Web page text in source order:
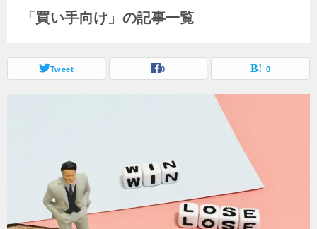
「買い手向け」の記事一覧
Tweet 0 0